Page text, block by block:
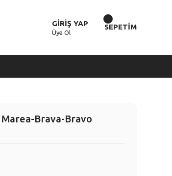
GİRİŞ YAP
Üye Ol
SEPETİM
Marea-Brava-Bravo